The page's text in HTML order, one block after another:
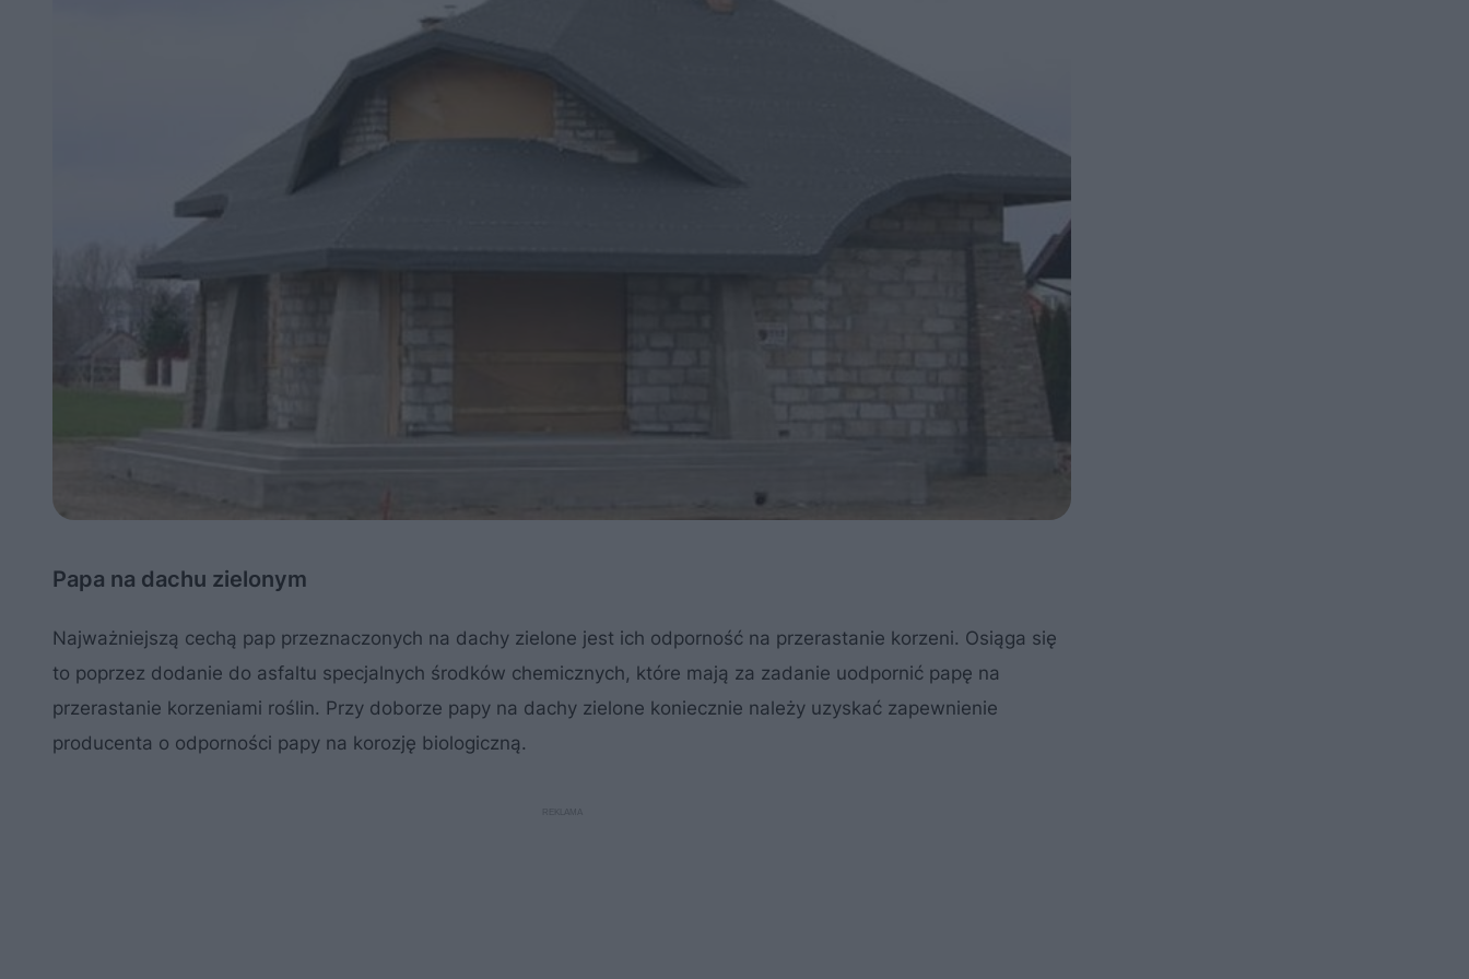
Papa na dachu zielonym
Najważniejszą cechą pap przeznaczonych na dachy zielone jest ich odporność na przerastanie korzeni. Osiąga się
to poprzez dodanie do asfaltu specjalnych środków chemicznych, które mają za zadanie uodpornić papę na
przerastanie korzeniami roślin. Przy doborze papy na dachy zielone koniecznie należy uzyskać zapewnienie
producenta o odporności papy na korozję biologiczną.